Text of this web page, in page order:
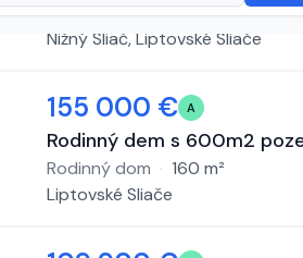
Rodinný dom · 130m²
Nižný Sliač, Liptovské Sliače
155 000 € A
Rodinný dem s 600m2
Rodinný dom · 160 m²
Liptovské Sliače